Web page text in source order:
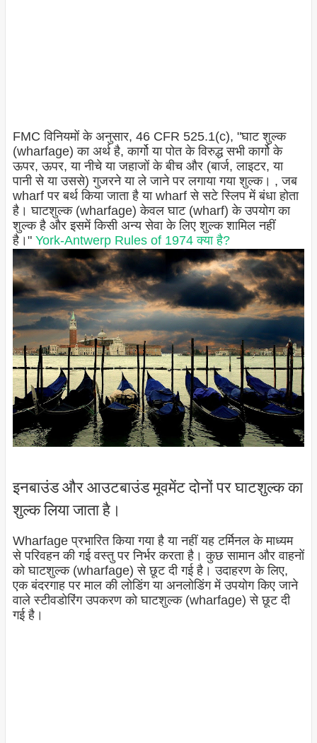
FMC विनियमों के अनुसार, 46 CFR 525.1(c), "घाट शुल्क
(wharfage) का अर्थ है, कार्गो या पोत के विरुद्ध सभी कार्गो के
ऊपर, ऊपर, या नीचे या जहाजों के बीच और (बार्ज, लाइटर, या
पानी से या उससे) गुजरने या ले जाने पर लगाया गया शुल्क। , जब
wharf पर बर्थ किया जाता है या wharf से सटे स्लिप में बंधा होता
है। घाटशुल्क (wharfage) केवल घाट (wharf) के उपयोग का
शुल्क है और इसमें किसी अन्य सेवा के लिए शुल्क शामिल नहीं
है।" York-Antwerp Rules of 1974 क्या है?
इनबाउंड और आउटबाउंड मूवमेंट दोनों पर घाटशुल्क का
शुल्क लिया जाता है।
Wharfage प्रभारित किया गया है या नहीं यह टर्मिनल के माध्यम
से परिवहन की गई वस्तु पर निर्भर करता है। कुछ सामान और वाहनों
को घाटशुल्क (wharfage) से छूट दी गई है। उदाहरण के लिए,
एक बंदरगाह पर माल की लोडिंग या अनलोडिंग में उपयोग किए जाने
वाले स्टीवडोरिंग उपकरण को घाटशुल्क (wharfage) से छूट दी
गई है।